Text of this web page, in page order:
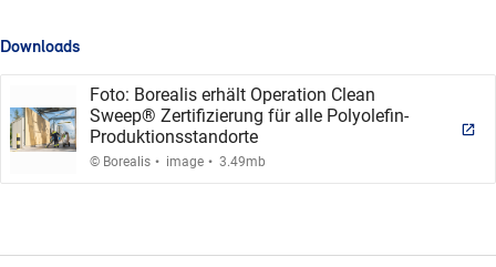
Downloads
Foto: Borealis erhält Operation Clean
Sweep® Zertifizierung für alle Polyolefin-
Produktionsstandorte
© Borealis . image . 3.49mb